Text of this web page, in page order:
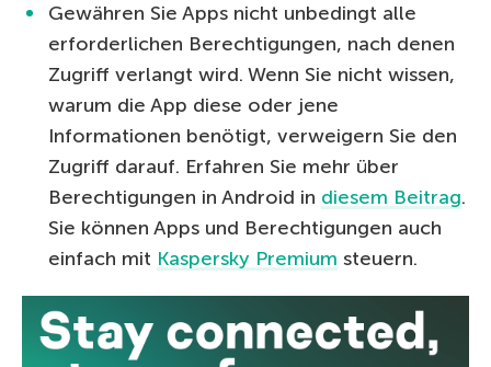
Gewähren Sie Apps nicht unbedingt alle
erforderlichen Berechtigungen, nach denen
Zugriff verlangt wird. Wenn Sie nicht wissen,
warum die App diese oder jene
Informationen benötigt, verweigern Sie den
Zugriff darauf. Erfahren Sie mehr über
Berechtigungen in Android in diesem Beitrag.
Sie können Apps und Berechtigungen auch
einfach mit Kaspersky Premium steuern.